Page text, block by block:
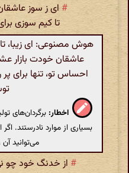
#ای ز سوز
تا کیم سوزی
هوش مصنوعی: ای زیبا،
عاشقان خودت بازار
احساس تو، تنها برای
اخطار: برگردان‌های
بسیاری از موارد نادرستند.
می‌توانید آن
# از خدنگ خود چو